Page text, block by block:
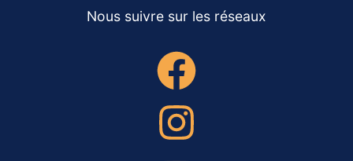
Nous suivre sur les réseaux